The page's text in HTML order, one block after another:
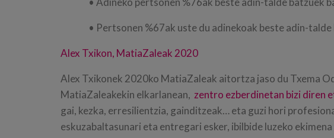
• Pertsonen %67ak uste du adinekoak beste adin-
Alex Txikon, MatiaZaleak 2020
Alex Txikonek 2020ko MatiaZaleak aitortza jaso du Txema
MatiaZaleakekin elkarlanean, zentro ezberdinetan bizi diren
gai, kezka, erresilientzia, gainditzeak… eta guzi hori
eskuzabaltasunari eta entregari esker, ibilbide luzeko ekimena